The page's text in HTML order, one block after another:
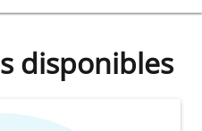
disponibles